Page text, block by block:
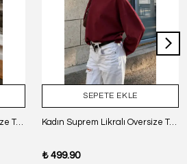
Kadın Suprem Likralı Oversize T-Shirt - SİYAH
SEPETE EKLE
Kadın Suprem Likralı Oversize T-Shirt - BORDO
₺ 499.90